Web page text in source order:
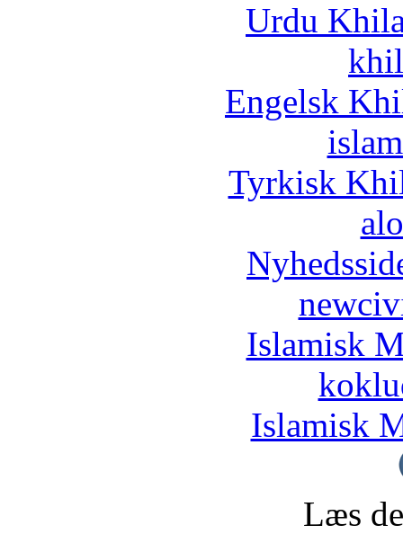
Urdu
Engelsk
Tyrkisk
Islamisk
Islamisk
Læs